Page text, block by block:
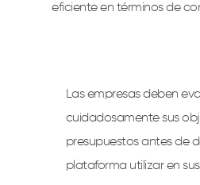
eficiente en términos de
Las empresas deben
cuidadosamente sus
presupuestos antes de
plataforma utilizar en